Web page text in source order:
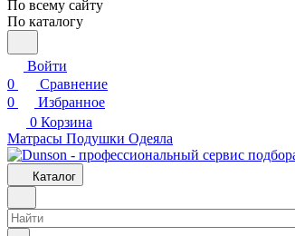
По всему сайту
По каталогу
Войти
0
Сравнение
0
Избранное
0 Корзина
Матрасы Подушки Одеяла
Каталог